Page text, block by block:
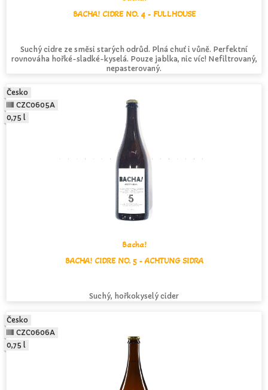
BACHA! CIDRE NO. 4 - FULLHOUSE
Suchý cidre ze směsi starých odrůd. Plná chuť i vůně. Perfektní
rovnováha hořké-sladké-kyselá. Pouze jablka, nic víc! Nefiltrovaný,
nepasterovaný.
Bacha!
BACHA! CIDRE NO. 5 - ACHTUNG SIDRA
Suchý, hořkokyselý cider
Česko
CZC0605A
0,75 l
Česko
CZC0606A
0,75 l